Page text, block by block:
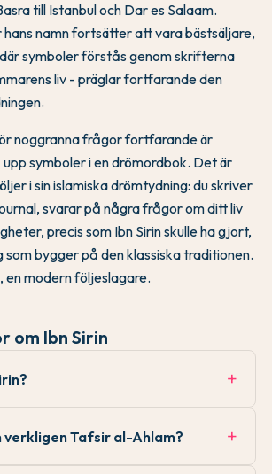
till Istanbul och Dar es Salaam.
hans namn fortsätter att vara bästsäljare,
symboler förstås genom skrifterna
liv - präglar fortfarande den
noggranna frågor fortfarande är
symboler i en drömordbok. Det är
i sin islamiska drömtydning: du skriver
svarar på några frågor om ditt liv
precis som Ibn Sirin skulle ha gjort,
som bygger på den klassiska traditionen.
en modern följeslagare.
om Ibn Sirin
verkligen Tafsir al-Ahlam?